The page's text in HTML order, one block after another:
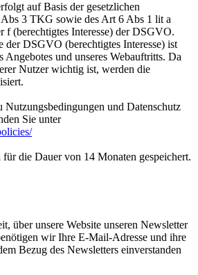
auf Basis der gesetzlichen
3 TKG sowie des Art 6 Abs 1 lit a
(berechtigtes Interesse) der DSGVO.
der DSGVO (berechtigtes Interesse) ist
Angebotes und unseres Webauftritts. Da
Nutzer wichtig ist, werden die
Nutzungsbedingungen und Datenschutz
Sie unter
die Dauer von 14 Monaten gespeichert.
über unsere Website unseren Newsletter
wir Ihre E-Mail-Adresse und ihre
Bezug des Newsletters einverstanden